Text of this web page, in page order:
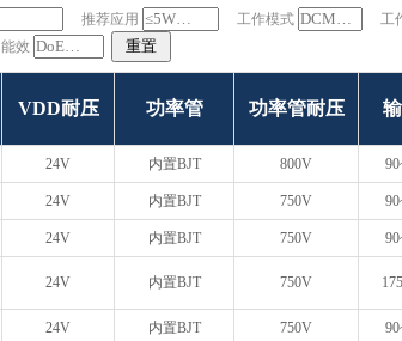
推荐应用 工作模式 工
能效 重置
VDD耐压 功率管 功率管耐压
24V 内置BJT 800V
24V 内置BJT 750V
24V 内置BJT 750V
24V 内置BJT 750V
24V 内置BJT 750V